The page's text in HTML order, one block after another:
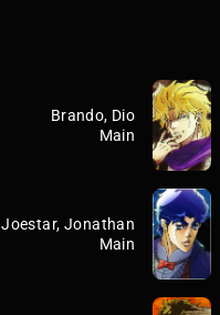
Brando, Dio
Main
Joestar, Jonathan
Main